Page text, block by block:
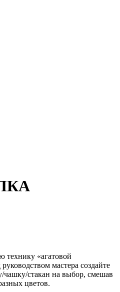
технику «агатовой
мастера создайте
чашку/стакан на выбор, смешав
цветов.